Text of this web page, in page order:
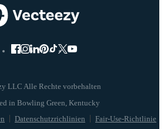
LLC Alle Rechte vorbehalten
Datenschutzrichlinien Fair-Use-Richtlinie